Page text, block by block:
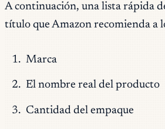
A continuación, una lista rápida
título que Amazon recomienda a
Marca
El nombre real del producto
Cantidad del empaque